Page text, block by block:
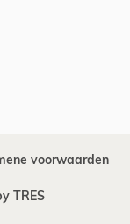
voorwaarden
TRES